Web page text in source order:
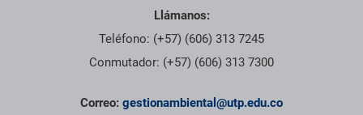
Llámanos:
Teléfono: (+57) (606) 313 7245
Conmutador: (+57) (606) 313 7300
Correo: gestionambiental@utp.edu.co